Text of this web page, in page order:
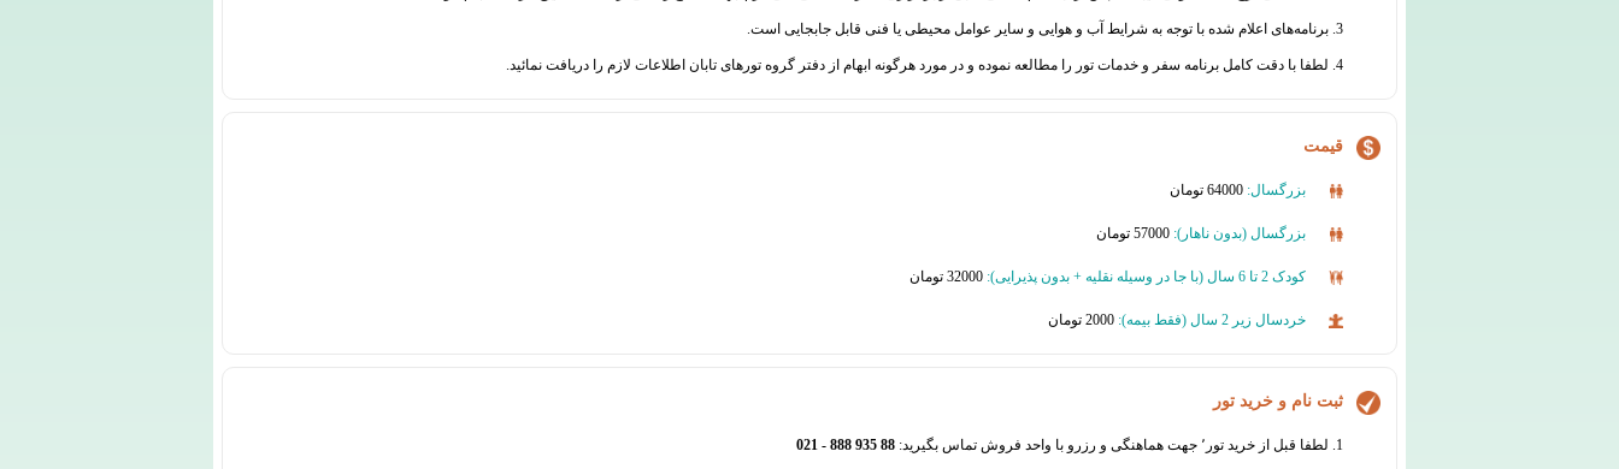
3. برنامه‌های اعلام شده با توجه به شرایط آب و هوایی و سایر عوامل محیطی یا فنی قابل جابجایی است.
4. لطفا با دقت کامل برنامه سفر و خدمات تور را مطالعه نموده و در مورد هرگونه ابهام از دفتر گروه تورهای تابان اطلاعات لازم را دریافت نمائید.
قیمت
بزرگسال:
بزرگسال (بدون ناهار):
کودک 2 تا 6 سال (با جا در وسیله نقلیه + بدون پذیرایی):
خردسال زیر 2 سال (فقط بیمه):
ثبت نام و خرید تور
1. لطفا قبل از خرید تور٬ جهت هماهنگی و رزرو با واحد فروش تماس بگیرید: 88 935 888 - 021